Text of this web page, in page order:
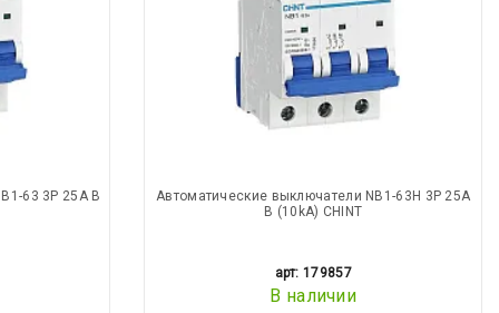
63 3P 25A В
Автоматические выключатели NB1-63H 3P 25A
В (10kA) CHINT
арт: 179857
В наличии